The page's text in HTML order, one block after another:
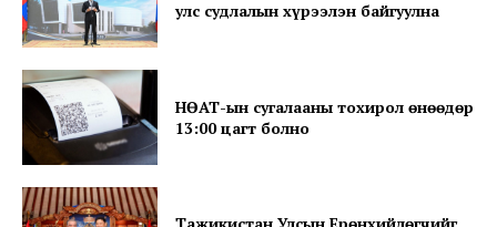
улс судлалын хүрээлэн байгуулна
НӨАТ-ын сугалааны тохирол өнөөдөр
13:00 цагт болно